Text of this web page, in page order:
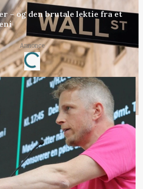
– og den brutale lektie fra et
Annonce
Loading...